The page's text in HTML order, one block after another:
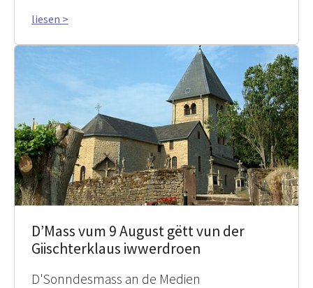
liesen >
D’Mass vum 9 August gëtt vun der
Giischterklaus iwwerdroen
D'Sonndesmass an de Medien